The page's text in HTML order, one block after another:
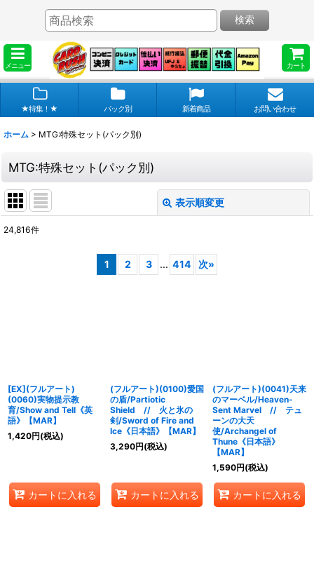
メニュー カート
検索
★特集！★ パック別 新着商品 お問い合わせ
ホーム > MTG:特殊セット(パック別)
MTG:特殊セット(パック別)
表示順変更
サブカテゴリ
絞り込む
24,816件
1 2 3 ... 414 次»
[EX](フルアート)
(0060)実物提示教
育/Show and Tell《英
語》【MAR】
1,420円(税込)
カートに入れる
(フルアート)(0100)愛国
の盾/Partiotic
Shield // 火と氷の
剣/Sword of Fire and
Ice《日本語》【MAR】
3,290円(税込)
カートに入れる
(フルアート)(0041)天来
のマーベル/Heaven-
Sent Marvel // テュ
ーンの大天
使/Archangel of
Thune《日本語》
【MAR】
1,590円(税込)
カートに入れる